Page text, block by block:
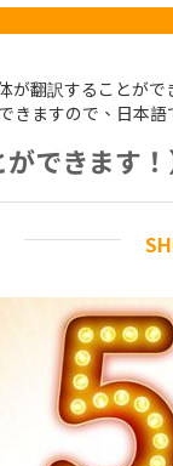
翻訳することがで
ますので、日本
できます！